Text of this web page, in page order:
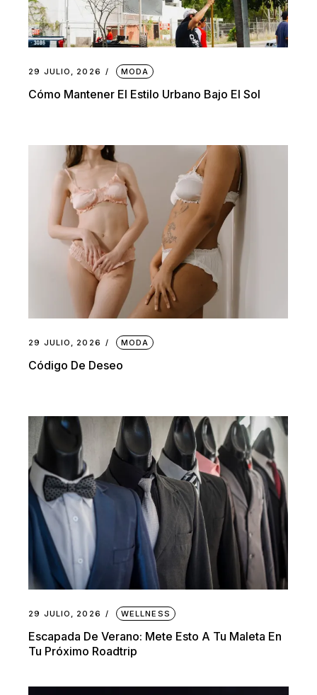
29 JULIO, 2026 MODA
Cómo Mantener El Estilo Urbano Bajo El Sol
29 JULIO, 2026 MODA
Código De Deseo
29 JULIO, 2026 WELLNESS
Escapada De Verano: Mete Esto A Tu Maleta En
Tu Próximo Roadtrip